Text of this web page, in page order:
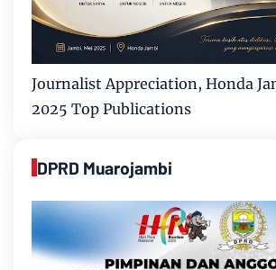
Journalist Appreciation, Honda
2025 Top Publications
DPRD Muarojambi